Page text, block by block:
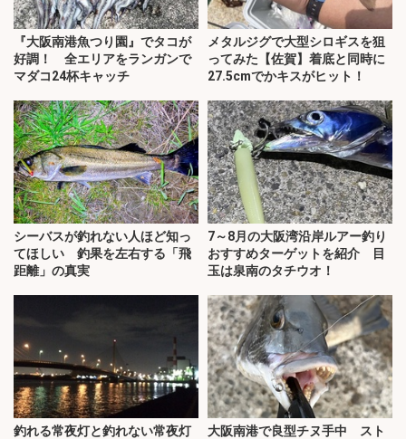
『大阪南港魚つり園』でタコが
好調！ 全エリアをランガンで
マダコ24杯キャッチ
メタルジグで大型シロギスを狙
ってみた【佐賀】着底と同時に
27.5cmでかキスがヒット！
シーバスが釣れない人ほど知っ
てほしい 釣果を左右する「飛
距離」の真実
7～8月の大阪湾沿岸ルアー釣り
おすすめターゲットを紹介 目
玉は泉南のタチウオ！
釣れる常夜灯と釣れない常夜灯
大阪南港で良型チヌ手中 スト